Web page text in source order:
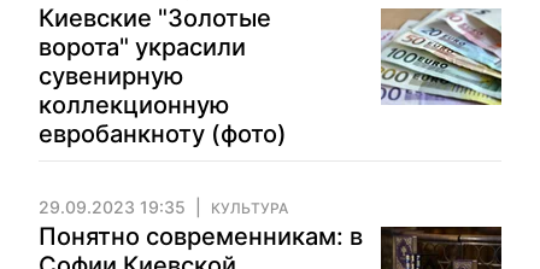
Киевские "Золотые
ворота" украсили
сувенирную
коллекционную
евробанкноту (фото)
29.09.2023 19:35 КУЛЬТУРА
Понятно современникам: в